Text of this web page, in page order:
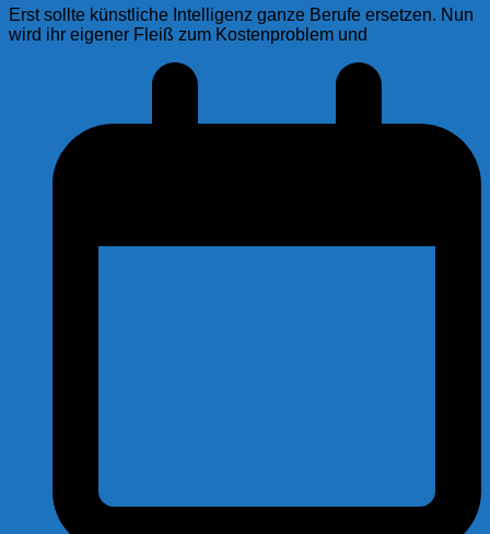
Erst sollte künstliche Intelligenz ganze Berufe ersetzen. Nun
wird ihr eigener Fleiß zum Kostenproblem und